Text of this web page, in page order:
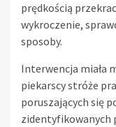
prędkością
wykroczenie,
sposoby.
Interwencja miała
piekarscy stróże
poruszających się
zidentyfikowanych